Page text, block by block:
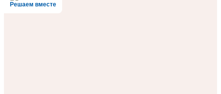
Решаем вместе